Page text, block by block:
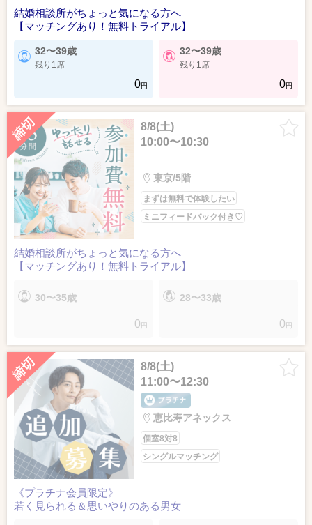
結婚相談所がちょっと気になる方へ
【マッチングあり！無料トライアル】
32〜39歳
残り1席
0円
32〜39歳
残り1席
0円
8/8(土)
10:00〜10:30
東京/5階
まずは無料で体験したい
ミニフィードバック付き♡
結婚相談所がちょっと気になる方へ
【マッチングあり！無料トライアル】
30〜35歳
0 円
28〜33歳
0 円
8/8(土)
11:00〜12:30
恵比寿アネックス
個室8対8
シングルマッチング
《プラチナ会員限定》
若く見られる＆思いやりのある男女